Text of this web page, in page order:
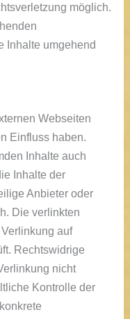
möglich.
Inhalte umgehend
Webseiten
Einfluss haben.
Inhalte auch
Inhalte der
Anbieter oder
Die verlinkten
auf
Rechtswidrige
nicht
Kontrolle der